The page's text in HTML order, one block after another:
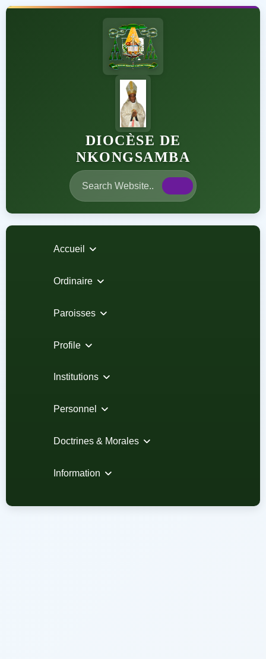
DIOCÈSE DE
NKONGSAMBA
Accueil
Ordinaire
Paroisses
Profile
Institutions
Personnel
Doctrines & Morales
Information